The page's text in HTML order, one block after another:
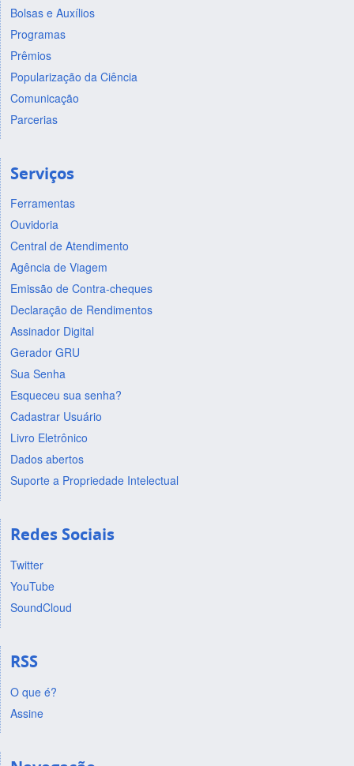
Bolsas e Auxílios
Programas
Prêmios
Popularização da Ciência
Comunicação
Parcerias
Serviços
Ferramentas
Ouvidoria
Central de Atendimento
Agência de Viagem
Emissão de Contra-cheques
Declaração de Rendimentos
Assinador Digital
Gerador GRU
Sua Senha
Esqueceu sua senha?
Cadastrar Usuário
Livro Eletrônico
Dados abertos
Suporte a Propriedade Intelectual
Redes Sociais
Twitter
YouTube
SoundCloud
RSS
O que é?
Assine